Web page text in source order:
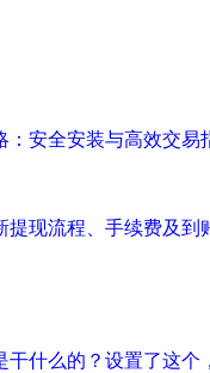
：安全安装与高效交易
提现流程、手续费及到